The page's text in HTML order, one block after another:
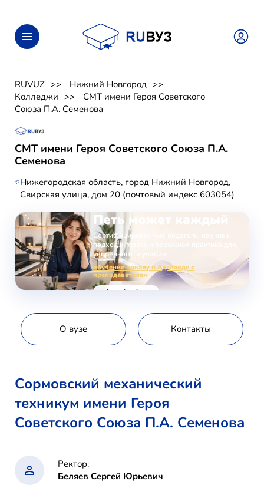
RUVUZ
Нижний Новгород
Колледжи
СМТ имени Героя Советского
Союза П.А. Семенова
СМТ имени Героя Советского Союза П.А.
Семенова
Нижегородская область, город Нижний Новгород,
Свирская улица, дом 20 (почтовый индекс 603054)
Петь может каждый
Сертифицированные педагоги, научный
подход к голосу и бережная практика для
уверенного звучания.
обучение вокалу в Аделаиде с
преподавателем
voice-school.com
О вузе Контакты
Сормовский механический
техникум имени Героя
Советского Союза П.А. Семенова
Ректор:
Беляев Сергей Юрьевич